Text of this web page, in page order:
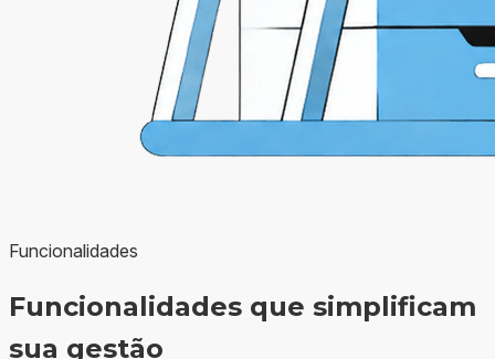
Funcionalidades
Funcionalidades que simplificam
sua gestão